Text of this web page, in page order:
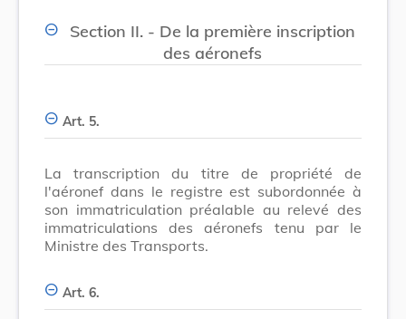
Section II. - De la première inscription
des aéronefs
Art. 5.
La transcription du titre de propriété de
l'aéronef dans le registre est subordonnée à
son immatriculation préalable au relevé des
immatriculations des aéronefs tenu par le
Ministre des Transports.
Art. 6.